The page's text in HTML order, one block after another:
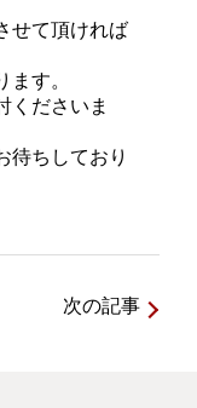
せて頂ければ
す。
くださいま
待ちしており
次の記事